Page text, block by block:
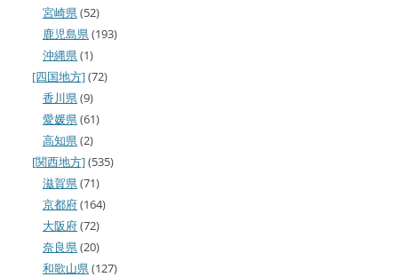
宮崎県(52)
鹿児島県(193)
沖縄県(1)
[四国地方](72)
香川県(9)
愛媛県(61)
高知県(2)
[関西地方](535)
滋賀県(71)
京都府(164)
大阪府(72)
奈良県(20)
和歌山県(127)